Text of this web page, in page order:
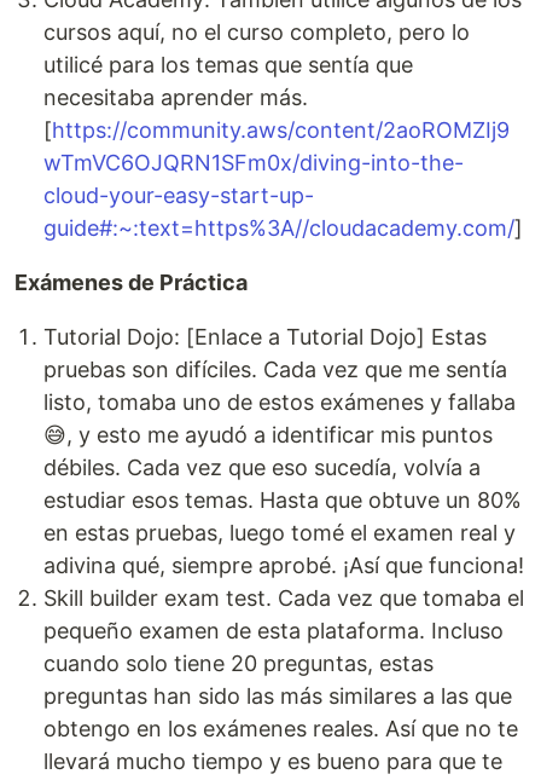
cursos aquí, no el curso completo, pero lo
utilicé para los temas que sentía que
necesitaba aprender más.
[https://community.aws/content/2aoROMZIj9
wTmVC6OJQRN1SFm0x/diving-into-the-
cloud-your-easy-start-up-
guide#:~:text=https%3A//cloudacademy.com/]
Exámenes de Práctica
Tutorial Dojo: [Enlace a Tutorial Dojo] Estas
pruebas son difíciles. Cada vez que me sentía
listo, tomaba uno de estos exámenes y fallaba
😅, y esto me ayudó a identificar mis puntos
débiles. Cada vez que eso sucedía, volvía a
estudiar esos temas. Hasta que obtuve un 80%
en estas pruebas, luego tomé el examen real y
adivina qué, siempre aprobé. ¡Así que funciona!
Skill builder exam test. Cada vez que tomaba el
pequeño examen de esta plataforma. Incluso
cuando solo tiene 20 preguntas, estas
preguntas han sido las más similares a las que
obtengo en los exámenes reales. Así que no te
llevará mucho tiempo y es bueno para que te